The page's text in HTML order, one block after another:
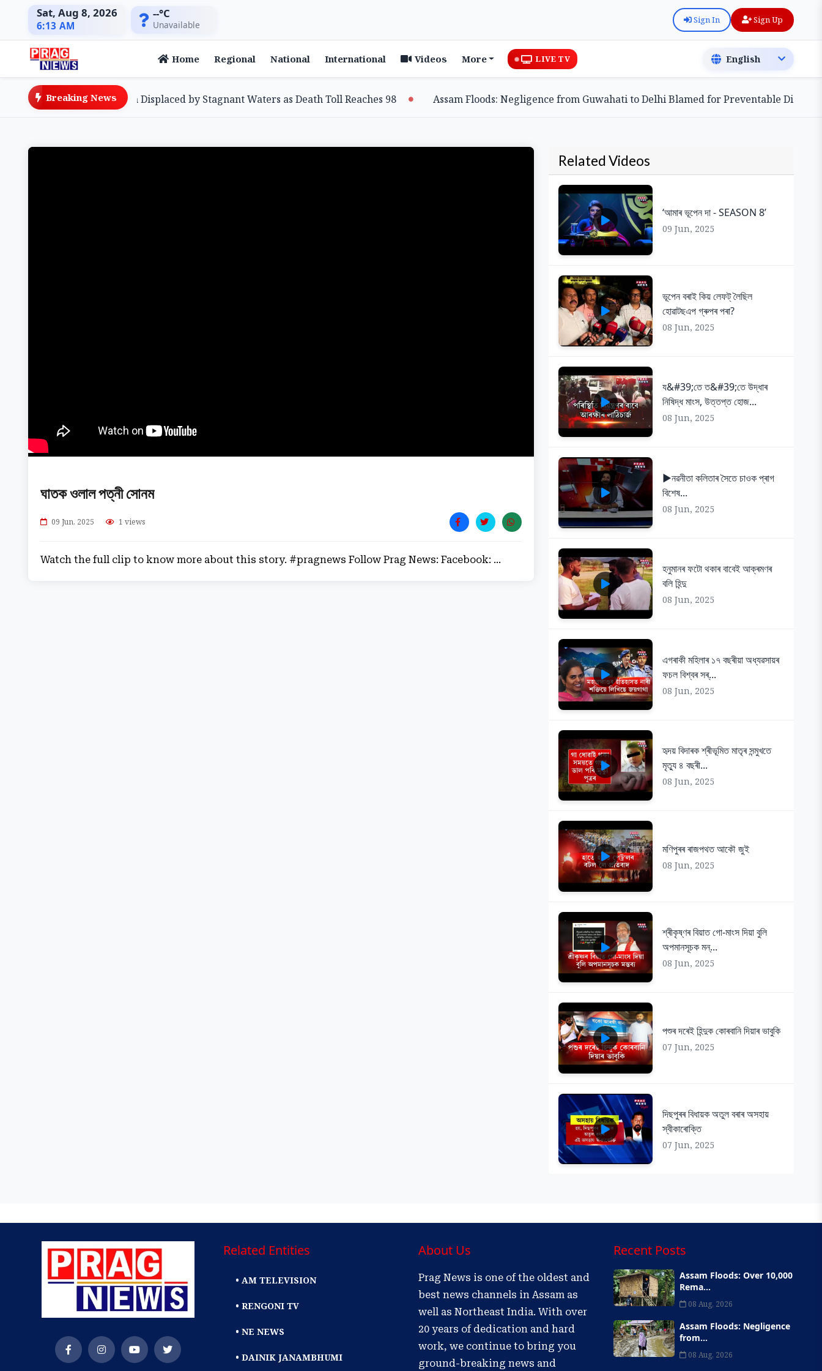
Sat, Aug 8, 2026
6:13 AM
--°C
Unavailable Sign In Sign Up
Home Regional National International Videos More LIVE TV
Breaking News
Over 10,000 Remain Displaced by Stagnant Waters as Death Toll Reaches 98 Assam Floods: Negligence from Guwahati to Delhi Blamed for Preventable Disaster
ঘাতক ওলাল পত্নী সোনম
09 Jun, 2025 1 views
Watch the full clip to know more about this story. #pragnews Follow Prag News: Facebook: ...
Related Videos
‘আমাৰ ভূপেন দা - SEASON 8’
09 Jun, 2025
ভূপেন বৰাই কিয় লেফট্ লৈছিল
হোৱাটছএপ গ্ৰুপৰ পৰা?
08 Jun, 2025
য&#39;তে ত&#39;তে উদ্ধাৰ
নিষিদ্ধ মাংস, উত্তপ্ত হোজ...
08 Jun, 2025
▶️নৱনীতা কলিতাৰ সৈতে চাওক প্ৰাগ
বিশেষ...
08 Jun, 2025
হনুমানৰ ফটো থকাৰ বাবেই আক্ৰমণৰ
বলি হিন্দু
08 Jun, 2025
এগৰাকী মহিলাৰ ১৭ বছৰীয়া অধ্যৱসায়ৰ
ফচল বিশ্বৰ সৰ্...
08 Jun, 2025
হৃদয় বিদাৰক শ্ৰীভূমিত মাতৃৰ সন্মুখতে
মৃত্যু ৪ বছৰী...
08 Jun, 2025
মণিপুৰৰ ৰাজপথত আকৌ জুই
08 Jun, 2025
শ্ৰীকৃষ্ণৰ বিয়াত গো-মাংস দিয়া বুলি
অপমানসূচক মন্...
08 Jun, 2025
পশুৰ দৰেই হিন্দুক কোৰবানি দিয়াৰ ভাবুকি
07 Jun, 2025
দিছপুৰৰ বিধায়ক অতুল বৰাৰ অসহায়
স্বীকাৰোক্তি
07 Jun, 2025
Related Entities
• AM TELEVISION
• RENGONI TV
• NE NEWS
• DAINIK JANAMBHUMI
About Us
Prag News is one of the oldest and
best news channels in Assam as
well as Northeast India. With over
20 years of dedication and hard
work, we continue to bring you
ground-breaking news and
Recent Posts
Assam Floods: Over 10,000
Rema...
08 Aug, 2026
Assam Floods: Negligence
from...
08 Aug, 2026